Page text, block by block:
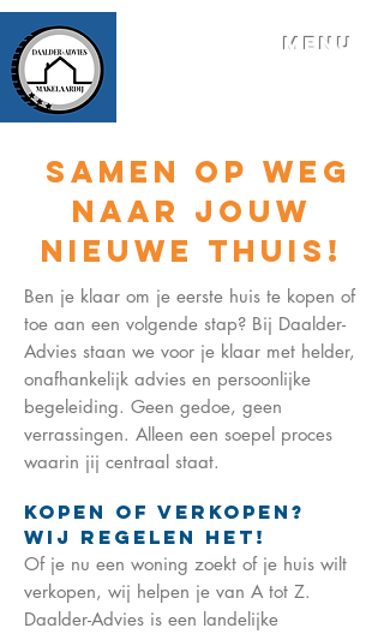
MENU
Samen op Weg
naar Jouw
Nieuwe Thuis!
Ben je klaar om je eerste huis te kopen of
toe aan een volgende stap? Bij Daalder-
Advies staan we voor je klaar met helder,
onafhankelijk advies en persoonlijke
begeleiding. Geen gedoe, geen
verrassingen. Alleen een soepel proces
waarin jij centraal staat.
Kopen of Verkopen?
Wij Regelen Het!
Of je nu een woning zoekt of je huis wilt
verkopen, wij helpen je van A tot Z.
Daalder-Advies is een landelijke